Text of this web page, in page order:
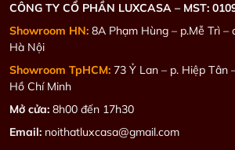
CÔNG TY CỔ PHẦN LUXCASA – MST:
Showroom HN: 8A Phạm Hùng – p.Mễ Trì –
Hà Nội
Showroom TpHCM: 73 Ỷ Lan – p. Hiệp Tân
Hồ Chí Minh
Mở cửa: 8h00 đến 17h30
Email: noithatluxcasa@gmail.com